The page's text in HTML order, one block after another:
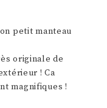
petit manteau
originale de
! Ca
magnifiques !